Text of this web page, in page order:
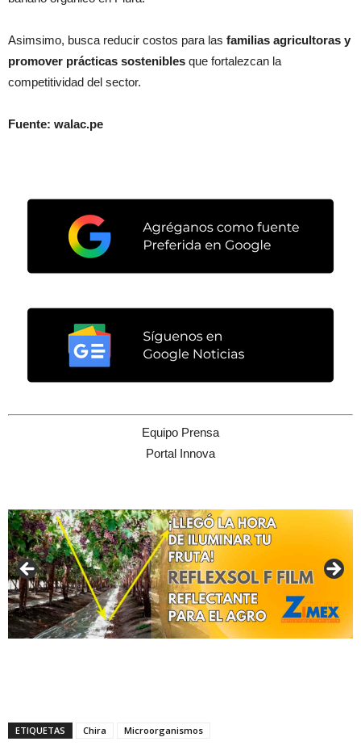
Asimsimo, busca reducir costos para las familias agricultoras y
promover prácticas sostenibles que fortalezcan la
competitividad del sector.
Fuente: walac.pe
Equipo Prensa
Portal Innova
ETIQUETAS Chira Microorganismos